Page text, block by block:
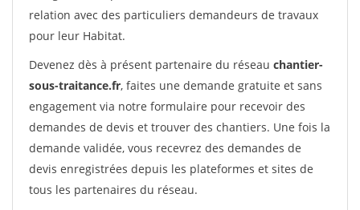
relation avec des particuliers demandeurs de travaux
pour leur Habitat.
Devenez dès à présent partenaire du réseau chantier-
sous-traitance.fr, faites une demande gratuite et sans
engagement via notre formulaire pour recevoir des
demandes de devis et trouver des chantiers. Une fois la
demande validée, vous recevrez des demandes de
devis enregistrées depuis les plateformes et sites de
tous les partenaires du réseau.